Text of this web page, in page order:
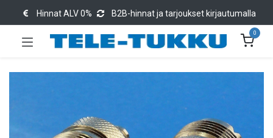
Hinnat ALV 0% B2B-hinnat ja tarjoukset kirjautumalla
0